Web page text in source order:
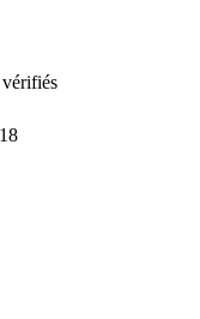
vérifiés